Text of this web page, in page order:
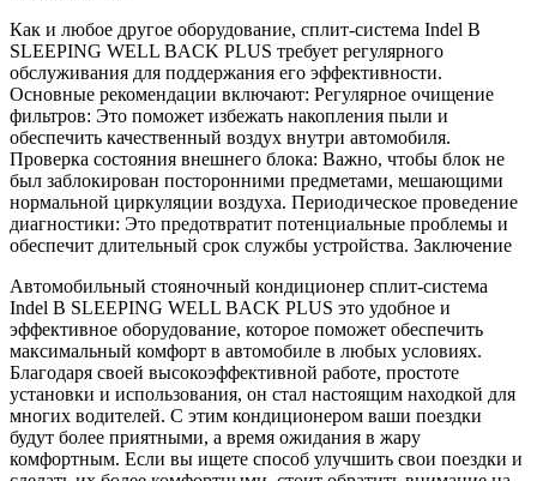
Как и любое другое оборудование, сплит-система Indel B
SLEEPING WELL BACK PLUS требует регулярного
обслуживания для поддержания его эффективности.
Основные рекомендации включают: Регулярное очищение
фильтров: Это поможет избежать накопления пыли и
обеспечить качественный воздух внутри автомобиля.
Проверка состояния внешнего блока: Важно, чтобы блок не
был заблокирован посторонними предметами, мешающими
нормальной циркуляции воздуха. Периодическое проведение
диагностики: Это предотвратит потенциальные проблемы и
обеспечит длительный срок службы устройства. Заключение
Автомобильный стояночный кондиционер сплит-система
Indel B SLEEPING WELL BACK PLUS это удобное и
эффективное оборудование, которое поможет обеспечить
максимальный комфорт в автомобиле в любых условиях.
Благодаря своей высокоэффективной работе, простоте
установки и использования, он стал настоящим находкой для
многих водителей. С этим кондиционером ваши поездки
будут более приятными, а время ожидания в жару
комфортным. Если вы ищете способ улучшить свои поездки и